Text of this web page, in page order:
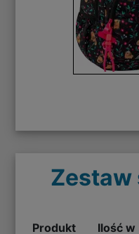
Zestaw
Produkt Ilość w